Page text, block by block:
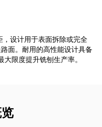
设计用于表面拆除或完全
面。耐用的高性能设计具备
限度提升铣刨生产率。